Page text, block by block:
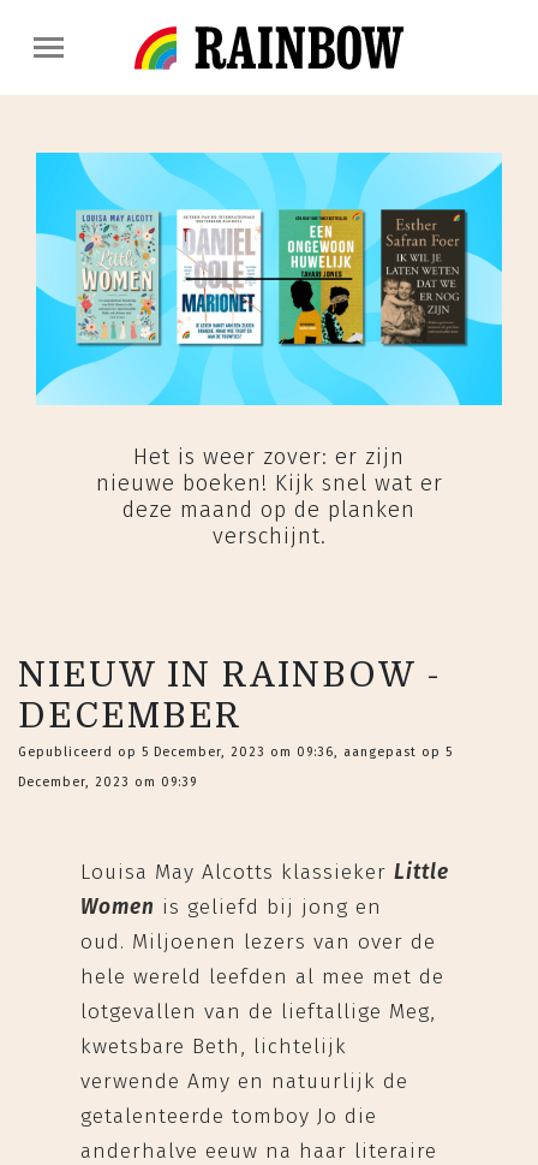
Het is weer zover: er zijn
nieuwe boeken! Kijk snel wat er
deze maand op de planken
verschijnt.
NIEUW IN RAINBOW -
DECEMBER
Gepubliceerd op 5 December, 2023 om 09:36, aangepast op 5
December, 2023 om 09:39
Louisa May Alcotts klassiekerLittle
Women is geliefd bij jong en
oud. Miljoenen lezers van over de
hele wereld leefden al mee met de
lotgevallen van de lieftallige Meg,
kwetsbare Beth, lichtelijk
verwende Amy en natuurlijk de
getalenteerde tomboy Jo die
anderhalve eeuw na haar literaire